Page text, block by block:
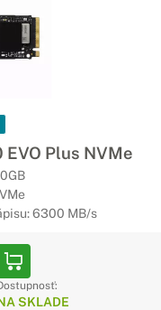
EVO Plus NVMe
6300 MB/s
SKLADE